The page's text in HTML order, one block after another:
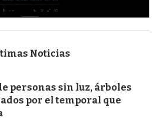
Noticias
personas sin luz, árboles
por el temporal que